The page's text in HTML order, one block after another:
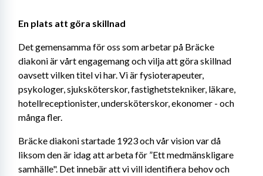
En plats att göra skillnad
Det gemensamma för oss som arbetar på Bräcke
diakoni är vårt engagemang och vilja att göra skillnad
oavsett vilken titel vi har. Vi är fysioterapeuter,
psykologer, sjuksköterskor, fastighetstekniker, läkare,
hotellreceptionister, undersköterskor, ekonomer - och
många fler.
Bräcke diakoni startade 1923 och vår vision var då
liksom den är idag att arbeta för ”Ett medmänskligare
samhälle". Det innebär att vi vill identifiera behov och